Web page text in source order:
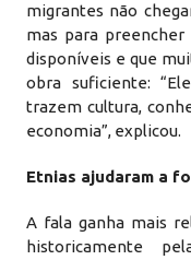
migrantes não
mas para
disponíveis e que
obra suficiente:
trazem cultura,
economia”, explicou.
Etnias ajudaram a
A fala ganha mais
historicamente